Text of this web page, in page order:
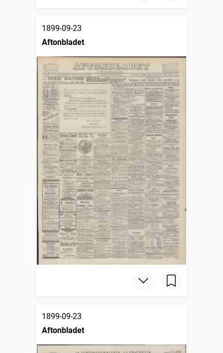
1899-09-23
Aftonbladet
1899-09-23
Aftonbladet